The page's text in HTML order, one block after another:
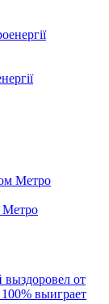
Метро
от
выиграет